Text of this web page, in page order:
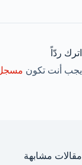
اترك ردّاً
يجب أنت تكون
مقالات مشابهة